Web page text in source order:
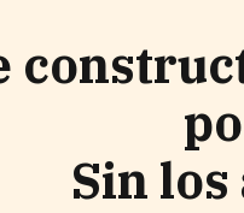
Sin